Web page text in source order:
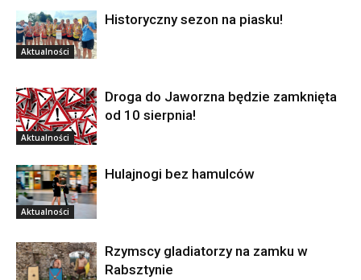
Aktualności
Historyczny sezon na piasku!
Aktualności
Droga do Jaworzna będzie zamknięta
od 10 sierpnia!
Aktualności
Hulajnogi bez hamulców
Rzymscy gladiatorzy na zamku w
Rabsztynie